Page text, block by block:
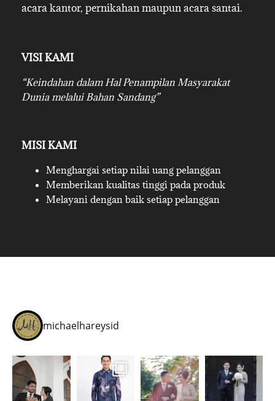
acara kantor, pernikahan maupun acara santai.
VISI KAMI
“Keindahan dalam Hal Penampilan Masyarakat
Dunia melalui Bahan Sandang”
MISI KAMI
Menghargai setiap nilai uang pelanggan
Memberikan kualitas tinggi pada produk
Melayani dengan baik setiap pelanggan
michaelhareysid